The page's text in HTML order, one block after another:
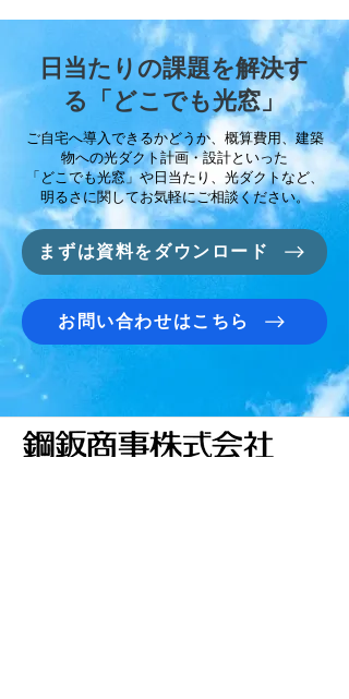
日当たりの課題を解決す
る「どこでも光窓」
ご自宅へ導入できるかどうか、概算費用、建築
物への光ダクト計画・設計といった
「どこでも光窓」や日当たり、光ダクトなど、
明るさに関してお気軽にご相談ください。
まずは資料をダウンロード
お問い合わせはこちら